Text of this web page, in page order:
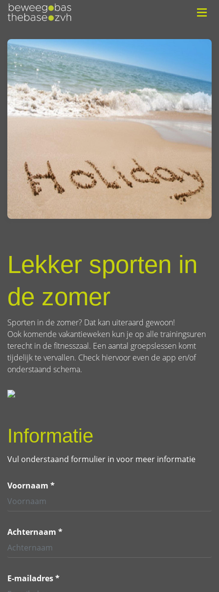
Lekker sporten in
de zomer
Sporten in de zomer? Dat kan uiteraard gewoon!
Ook komende vakantieweken kun je op alle trainingsuren
terecht in de fitnesszaal. Een aantal groepslessen komt
tijdelijk te vervallen. Check hiervoor even de app en/of
onderstaand schema.
Informatie
Vul onderstaand formulier in voor meer informatie
Voornaam *
Achternaam *
E-mailadres *